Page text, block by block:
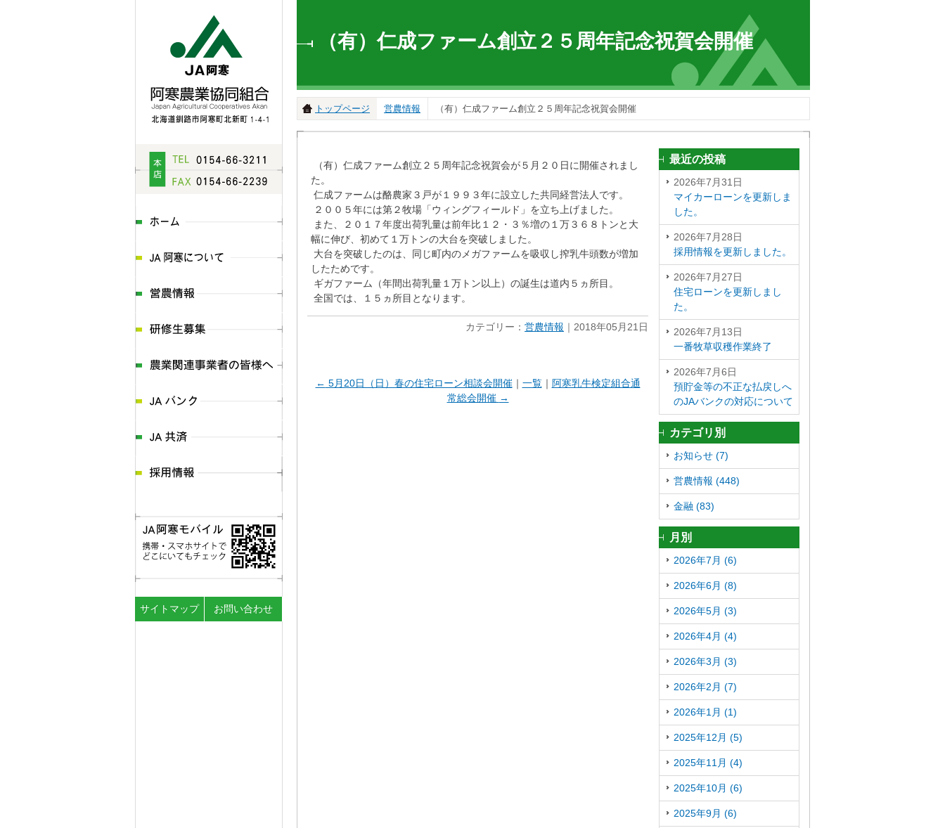
サイトマップ お問い合わせ
（有）仁成ファーム創立２５周年記念祝賀会開催
トップページ 営農情報 （有）仁成ファーム創立２５周年記念祝賀会開催
（有）仁成ファーム創立２５周年記念祝賀会が５月２０日に開催されまし
た。
仁成ファームは酪農家３戸が１９９３年に設立した共同経営法人です。
２００５年には第２牧場「ウィングフィールド」を立ち上げました。
また、２０１７年度出荷乳量は前年比１２・３％増の１万３６８トンと大
幅に伸び、初めて１万トンの大台を突破しました。
大台を突破したのは、同じ町内のメガファームを吸収し搾乳牛頭数が増加
したためです。
ギガファーム（年間出荷乳量１万トン以上）の誕生は道内５ヵ所目。
全国では、１５ヵ所目となります。
カテゴリー： 営農情報 ｜2018年05月21日
← 5月20日（日）春の住宅ローン相談会開催｜ 一覧｜ 阿寒乳牛検定組合通
常総会開催 →
最近の投稿
2026年7月31日
マイカーローンを更新しま
した。
2026年7月28日
採用情報を更新しました。
2026年7月27日
住宅ローンを更新しまし
た。
2026年7月13日
一番牧草収穫作業終了
2026年7月6日
預貯金等の不正な払戻しへ
のJAバンクの対応について
カテゴリ別
お知らせ (7)
営農情報 (448)
金融 (83)
月別
2026年7月 (6)
2026年6月 (8)
2026年5月 (3)
2026年4月 (4)
2026年3月 (3)
2026年2月 (7)
2026年1月 (1)
2025年12月 (5)
2025年11月 (4)
2025年10月 (6)
2025年9月 (6)